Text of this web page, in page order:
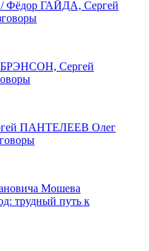
ГАЙДА, Сергей
БРЭНСОН, Сергей
ПАНТЕЛЕЕВ Олег
Мошева
трудный путь к